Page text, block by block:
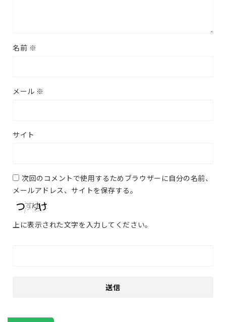
名前 ※
メール ※
サイト
次回のコメントで使用するためブラウザーに自分の名前、
メールアドレス、サイトを保存する。
上に表示された文字を入力してください。